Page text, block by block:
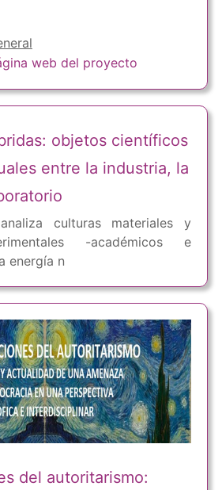
web del proyecto
objetos científicos
entre la industria, la
culturas materiales y
-académicos e
energía n
del autoritarismo: